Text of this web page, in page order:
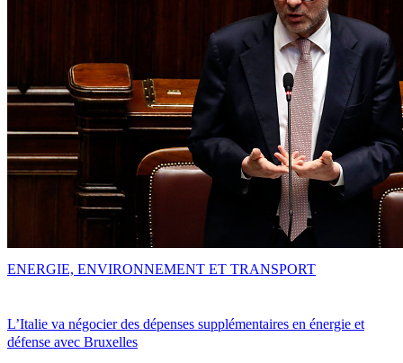
L’Italie va négocier des dépenses supplémentaires en énergie et
défense avec Bruxelles
ENERGIE, ENVIRONNEMENT ET TRANSPORT